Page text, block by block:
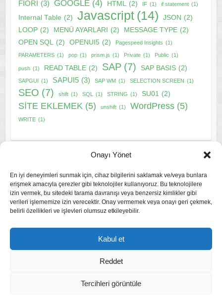
Onayı Yönet
En iyi deneyimleri sunmak için, cihaz bilgilerini saklamak ve/veya bunlara
erişmek amacıyla çerezler gibi teknolojiler kullanıyoruz. Bu teknolojilere
izin vermek, bu sitedeki tarama davranışı veya benzersiz kimlikler gibi
verileri işlememize izin verecektir. Onay vermemek veya onayı geri çekmek,
belirli özellikleri ve işlevleri olumsuz etkileyebilir.
Kabul et
Reddet
Tercihleri görüntüle
FIORI (3) GOOGLE (4) HTML (2) IF (1) if statement (1)
Internal Table (2) Javascript (14) JSON (2)
LOOP (2) MENÜ AYARLARI (2) MESSAGE TYPE (2)
OPEN SQL
(2) OPENUI5 (2) Pagespeed Insights (1)
PARAMETERS (1) pop (1) prism.js (1) Private (1) Public (1)
push (1) READ TABLE (2) SAP (7) SAP BASIS (2)
SAPGUI (1) SAPUI5 (3) SAP WM (1) SELECTION SCREEN (1)
SEO (7) shift (1) SQL (1) STRING (1) SU01 (2)
SİTE EKLEMEK (5) unshift (1) WordPress (5)
WRITE (1)
Gizlilik Politikası
Çerez Politikası
Mustafa HAMIT. Tema byColorlib